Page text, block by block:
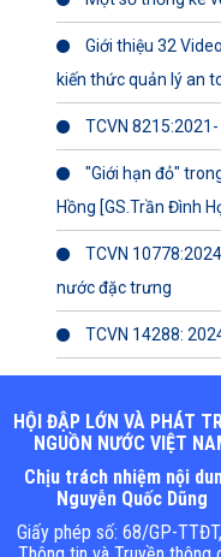
Giới thiệu 32
kiến thức quản lý an
TCVN
"Giới hạn đỏ"
Hồng [GS.Trần Đình
TCVN
nước đặc trưng
TCVN 14288:
HỘI ĐẬP LỚN VÀ PHÁT
NGUỒN NƯỚC VIỆT
Chịu trách nhiệm nội
Nguyễn Quốc Dũng
Giấy phép số: 68/GP-